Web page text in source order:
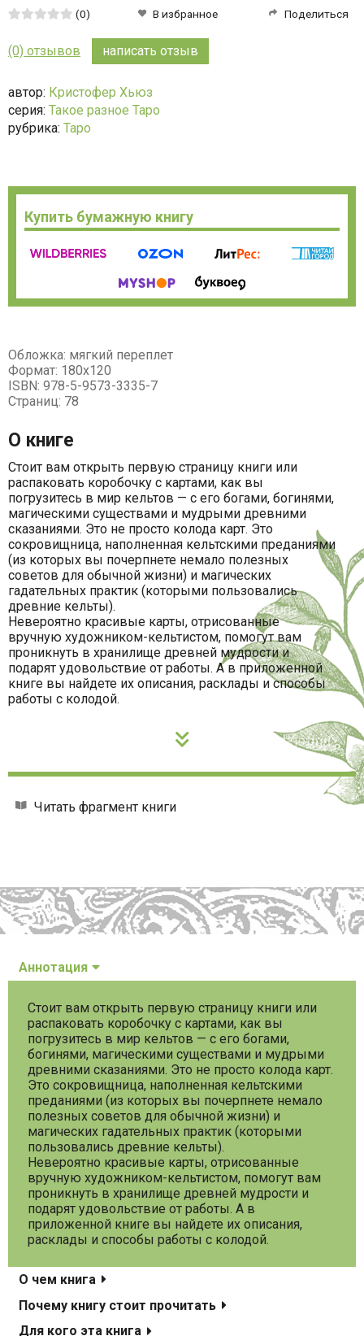
Средняя
из
(0) В избранное Поделиться
(0) отзывов написать отзыв
автор: Кристофер Хьюз
серия: Такое разное Таро
рубрика: Таро
Купить бумажную книгу
Обложка: мягкий переплет
Формат: 180х120
ISBN: 978-5-9573-3335-7
Страниц: 78
О книге
Стоит вам открыть первую страницу книги или
распаковать коробочку с картами, как вы
погрузитесь в мир кельтов — с его богами, богинями,
магическими существами и мудрыми древними
сказаниями. Это не просто колода карт. Это
сокровищница, наполненная кельтскими преданиями
(из которых вы почерпнете немало полезных
советов для обычной жизни) и магических
гадательных практик (которыми пользовались
древние кельты).
Невероятно красивые карты, отрисованные
вручную художником-кельтистом, помогут вам
проникнуть в хранилище древней мудрости и
подарят удовольствие от работы. А в приложенной
книге вы найдете их описания, расклады и способы
работы с колодой.
Читать фрагмент книги
Аннотация
Стоит вам открыть первую страницу книги или
распаковать коробочку с картами, как вы
погрузитесь в мир кельтов — с его богами,
богинями, магическими существами и мудрыми
древними сказаниями. Это не просто колода карт.
Это сокровищница, наполненная кельтскими
преданиями (из которых вы почерпнете немало
полезных советов для обычной жизни) и
магических гадательных практик (которыми
пользовались древние кельты).
Невероятно красивые карты, отрисованные
вручную художником-кельтистом, помогут вам
проникнуть в хранилище древней мудрости и
подарят удовольствие от работы. А в
приложенной книге вы найдете их описания,
расклады и способы работы с колодой.
О чем книга
Почему книгу стоит прочитать
Для кого эта книга